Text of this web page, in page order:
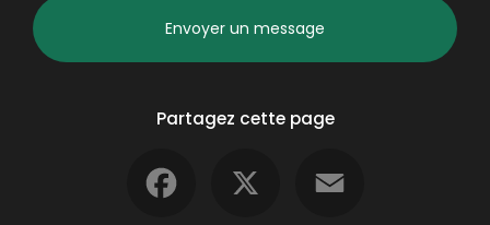
Envoyer un message
Partagez cette page